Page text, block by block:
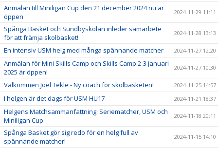
Anmälan till Miniligan Cup den 21 december 2024 nu är
öppen
2024-11-29 11:11
Spånga Basket och Sundbyskolan inleder samarbete
för att främja skolbasket!
2024-11-28 13:13
En intensiv USM helg med många spännande matcher 2024-11-27 12:20
Anmälan för Mini Skills Camp och Skills Camp 2-3 januari
2025 är öppen!
2024-11-27 10:30
Välkommen Joel Tekle - Ny coach för skolbasketen! 2024-11-25 14:57
I helgen är det dags för USM HU17 2024-11-21 18:37
Helgens Matchsammanfattning: Seriematcher, USM och
Miniligan Cup
2024-11-18 20:11
Spånga Basket gör sig redo för en helg full av
spännande matcher!
2024-11-15 14:10